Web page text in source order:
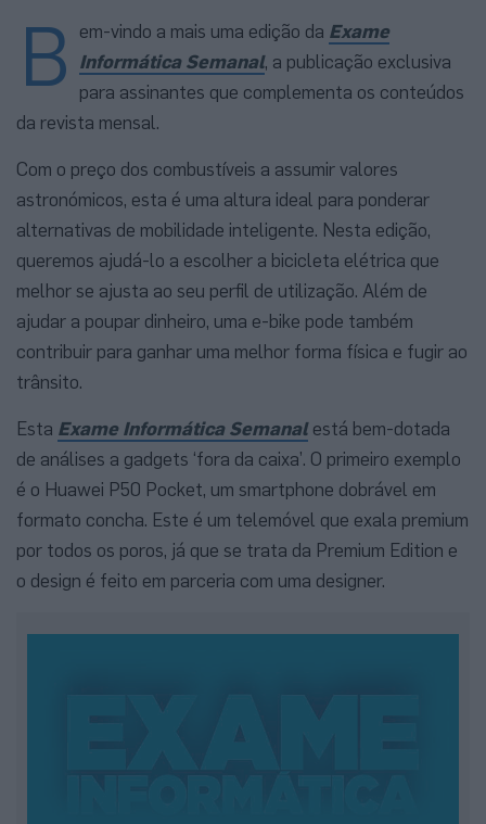
B em-vindo a mais uma edição da Exame
Informática Semanal, a publicação exclusiva
para assinantes que complementa os conteúdos
da revista mensal.
Com o preço dos combustíveis a assumir valores
astronómicos, esta é uma altura ideal para ponderar
alternativas de mobilidade inteligente. Nesta edição,
queremos ajudá-lo a escolher a bicicleta elétrica que
melhor se ajusta ao seu perfil de utilização. Além de
ajudar a poupar dinheiro, uma e-bike pode também
contribuir para ganhar uma melhor forma física e fugir ao
trânsito.
Esta Exame Informática Semanalestá bem-dotada
de análises a gadgets ‘fora da caixa’. O primeiro exemplo
é o Huawei P50 Pocket, um smartphone dobrável em
formato concha. Este é um telemóvel que exala premium
por todos os poros, já que se trata da Premium Edition e
o design é feito em parceria com uma designer.